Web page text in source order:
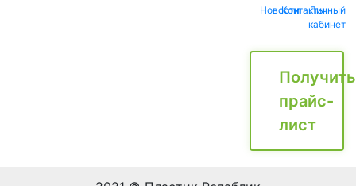
НовостиКонтактыЛичный
кабинет
Получить
прайс-
лист